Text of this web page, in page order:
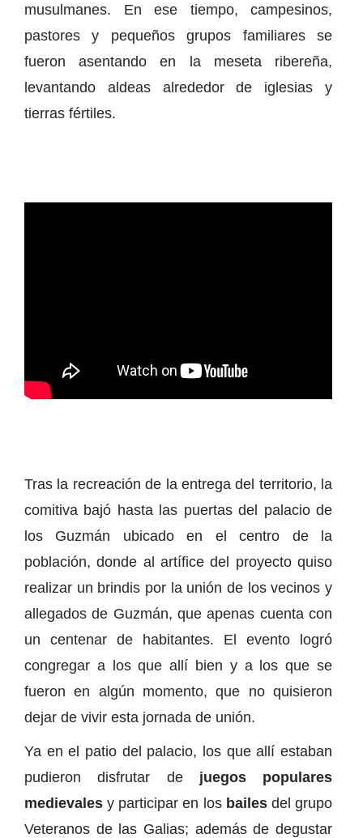
musulmanes. En ese tiempo, campesinos,
pastores y pequeños grupos familiares se
fueron asentando en la meseta ribereña,
levantando aldeas alrededor de iglesias y
tierras fértiles.
Tras la recreación de la entrega del territorio, la
comitiva bajó hasta las puertas del palacio de
los Guzmán ubicado en el centro de la
población, donde al artífice del proyecto quiso
realizar un brindis por la unión de los vecinos y
allegados de Guzmán, que apenas cuenta con
un centenar de habitantes. El evento logró
congregar a los que allí bien y a los que se
fueron en algún momento, que no quisieron
dejar de vivir esta jornada de unión.
Ya en el patio del palacio, los que allí estaban
pudieron disfrutar de juegos populares
medievales y participar en losbailesdel grupo
Veteranos de las Galias; además de degustar